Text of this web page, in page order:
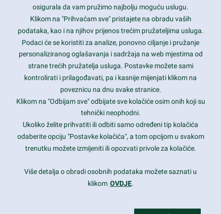
Latest trends and much more...
Contact Info
1600 Amphitheatre Parkway, Mountain View, CA 94043
prothemes.net@gmail.com
Daily: 9:00 am - 6:00 pm
Sunday: Closed
Copyright 2017FRESHFACE© All Rights Reserved
osigurala da vam pružimo najbolju moguću uslugu.
Klikom na "Prihvaćam sve" pristajete na obradu vaših
podataka, kao i na njihov prijenos trećim pružateljima usluga.
Podaci će se koristiti za analize, ponovno ciljanje i pružanje
personaliziranog oglašavanja i sadržaja na web mjestima od
strane trećih pružatelja usluga. Postavke možete sami
kontrolirati i prilagođavati, pa i kasnije mijenjati klikom na
poveznicu na dnu svake stranice.
Klikom na "Odbijam sve" odbijate sve kolačiće osim onih koji su
tehnički neophodni.
Ukoliko želite prihvatiti ili odbiti samo određeni tip kolačića
odaberite opciju "Postavke kolačića", a tom opcijom u svakom
trenutku možete izmijeniti ili opozvati privole za kolačiće.
Više detalja o obradi osobnih podataka možete saznati u
klikom OVDJE.